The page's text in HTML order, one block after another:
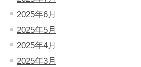
2025年6月
2025年5月
2025年4月
2025年3月